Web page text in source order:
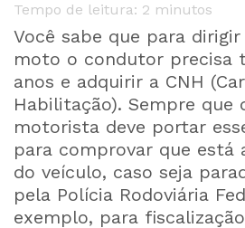
Tempo de leitura: 2 minutos
Você sabe que para
moto o condutor precisa
anos e adquirir a CNH
Habilitação). Sempre que
motorista deve portar
para comprovar que está
do veículo, caso seja
pela Polícia Rodoviária
exemplo, para